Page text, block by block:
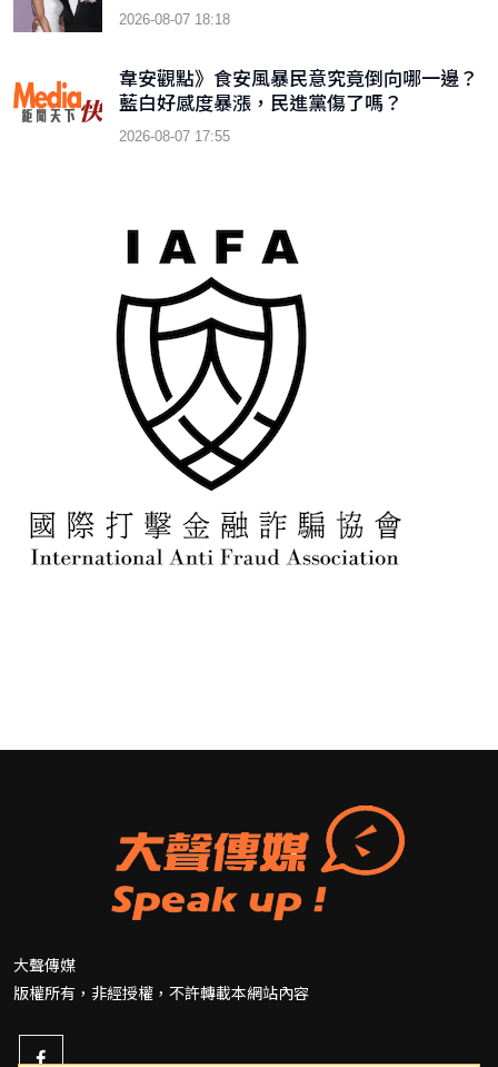
2026-08-07 18:18
韋安觀點》食安風暴民意究竟倒向哪一邊？
藍白好感度暴漲，民進黨傷了嗎？
2026-08-07 17:55
大聲傳媒
版權所有，非經授權，不許轉載本網站內容